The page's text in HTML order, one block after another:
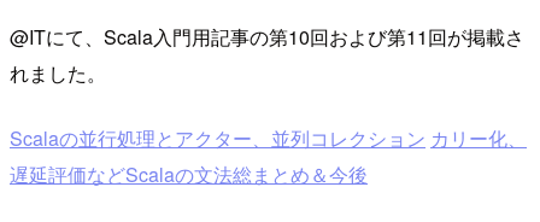
@ITにて、Scala入門用記事の第10回および第11回が掲載さ
れました。
Scalaの並行処理とアクター、並列コレクション カリー化、
遅延評価などScalaの文法総まとめ＆今後